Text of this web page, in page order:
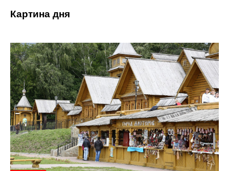
Картина дня